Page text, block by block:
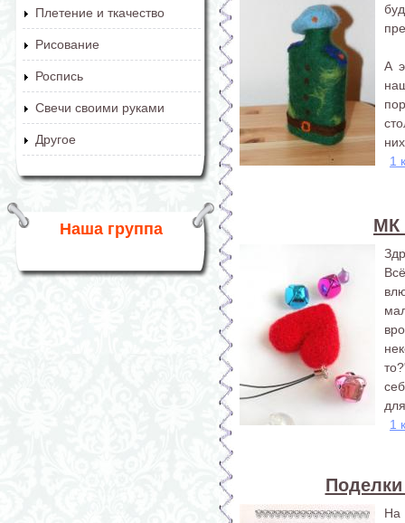
Плетение и ткачество
Рисование
Роспись
Свечи своими руками
Другое
Наша группа
А
1
МК
1
На